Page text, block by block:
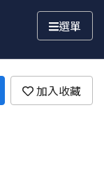
選單
加入收藏